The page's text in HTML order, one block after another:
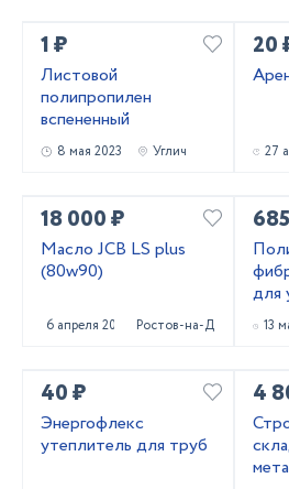
1 ₽
Листовой
полипропилен
вспененный
8 мая 2023 Углич
20
27
18 000 ₽
Масло JCB LS plus
(80w90)
6 апреля 2023 Ростов-на-Дону
для
13
40 ₽
Энергофлекс
утеплитель для труб
4